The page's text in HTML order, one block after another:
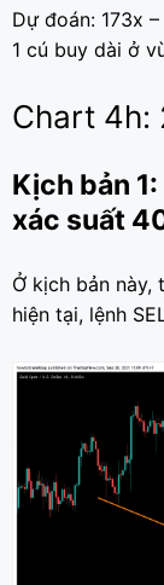
Dự đoán: 173x
1 cú buy dài ở
Chart 4h:
Kịch bản
xác suất
Ở kịch bản này,
hiện tại, lệnh